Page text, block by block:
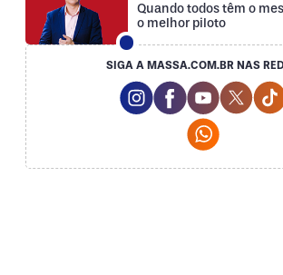
Quando todos têm o
o melhor piloto
SIGA A MASSA.COM.BR NAS
Instagram Social
FacebookYoutube